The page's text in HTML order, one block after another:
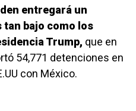
entregará un
tan bajo como los
Trump, que en
54,771 detenciones en
con México.